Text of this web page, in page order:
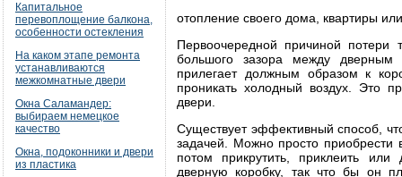
Капитальное
перевоплощение балкона,
особенности остекления
На каком этапе ремонта
устанавливаются
межкомнатные двери
Окна Саламандер:
выбираем немецкое
качество
Окна, подоконники и двери
из пластика
отопление своего дома, квартиры
Первоочередной причиной потери
большого зазора между
прилегает должным образом к
проникать холодный воздух. Это
двери.
Существует эффективный способ,
задачей. Можно просто приобрести
потом прикрутить, приклеить
дверную коробку, так что бы он